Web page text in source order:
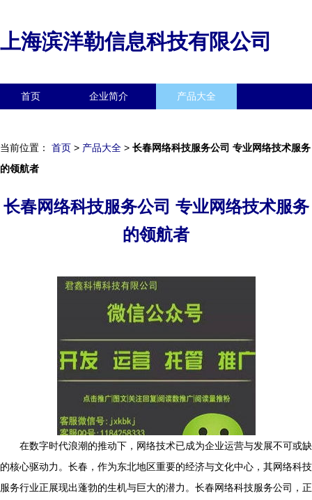
上海滨洋勒信息科技有限公司
首页 企业简介 产品大全
当前位置： 首页 > 产品大全 > 长春网络科技服务公司 专业网络技术服务
的领航者
长春网络科技服务公司 专业网络技术服务
的领航者
在数字时代浪潮的推动下，网络技术已成为企业运营与发展不可或缺
的核心驱动力。长春，作为东北地区重要的经济与文化中心，其网络科技
服务行业正展现出蓬勃的生机与巨大的潜力。长春网络科技服务公司，正